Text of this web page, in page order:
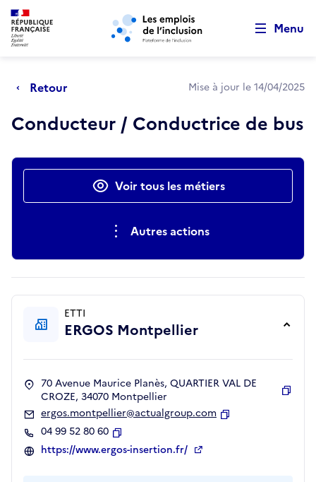
Aller au menu principal Aller au contenu principal
Menu
Retour Mise à jour le 14/04/2025
Conducteur / Conductrice de bus
Actions rapidesVoir tous les métiers
Autres actions
ETTI
ERGOS Montpellier
70 Avenue Maurice Planès, QUARTIER VAL DE
CROZE, 34070 Montpellier
ergos.montpellier@actualgroup.com
04 99 52 80 60
Copier
https://www.ergos-insertion.fr/
Retour au début de la page
Panneau de gestion des cookies